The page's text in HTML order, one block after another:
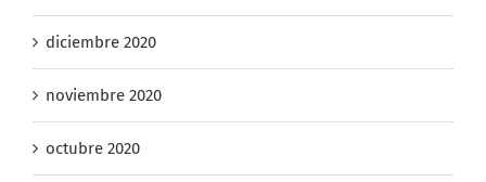
febrero 2021
diciembre 2020
noviembre 2020
octubre 2020